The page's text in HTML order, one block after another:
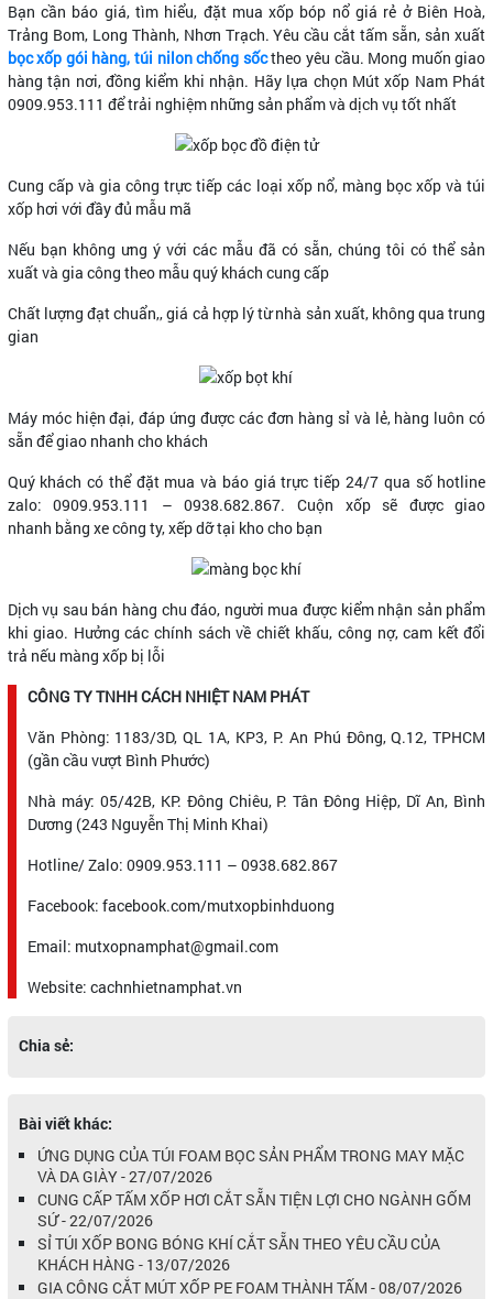
Bạn cần báo giá, tìm hiểu, đặt mua xốp bóp nổ giá rẻ ở Biên Hoà,
Trảng Bom, Long Thành, Nhơn Trạch. Yêu cầu cắt tấm sẵn, sản xuất
bọc xốp gói hàng, túi nilon chống sốctheo yêu cầu. Mong muốn giao
hàng tận nơi, đồng kiểm khi nhận. Hãy lựa chọn Mút xốp Nam Phát
0909.953.111 để trải nghiệm những sản phẩm và dịch vụ tốt nhất
Cung cấp và gia công trực tiếp các loại xốp nổ, màng bọc xốp và túi
xốp hơi với đầy đủ mẫu mã
Nếu bạn không ưng ý với các mẫu đã có sẵn, chúng tôi có thể sản
xuất và gia công theo mẫu quý khách cung cấp
Chất lượng đạt chuẩn,, giá cả hợp lý từ nhà sản xuất, không qua trung
gian
Máy móc hiện đại, đáp ứng được các đơn hàng sỉ và lẻ, hàng luôn có
sẵn để giao nhanh cho khách
Quý khách có thể đặt mua và báo giá trực tiếp 24/7 qua số hotline
zalo: 0909.953.111 – 0938.682.867. Cuộn xốp sẽ được giao
nhanh bằng xe công ty, xếp dỡ tại kho cho bạn
Dịch vụ sau bán hàng chu đáo, người mua được kiểm nhận sản phẩm
khi giao. Hưởng các chính sách về chiết khấu, công nợ, cam kết đổi
trả nếu màng xốp bị lỗi
CÔNG TY TNHH CÁCH NHIỆT NAM PHÁT
Văn Phòng: 1183/3D, QL 1A, KP3, P. An Phú Đông, Q.12, TPHCM
(gần cầu vượt Bình Phước)
Nhà máy: 05/42B, KP. Đông Chiêu, P. Tân Đông Hiệp, Dĩ An, Bình
Dương (243 Nguyễn Thị Minh Khai)
Hotline/ Zalo: 0909.953.111 – 0938.682.867
Facebook: facebook.com/mutxopbinhduong
Email: mutxopnamphat@gmail.com
Website: cachnhietnamphat.vn
Chia sẻ:
Bài viết khác:
ỨNG DỤNG CỦA TÚI FOAM BỌC SẢN PHẨM TRONG MAY MẶC
VÀ DA GIÀY - 27/07/2026
CUNG CẤP TẤM XỐP HƠI CẮT SẴN TIỆN LỢI CHO NGÀNH GỐM
SỨ - 22/07/2026
SỈ TÚI XỐP BONG BÓNG KHÍ CẮT SẴN THEO YÊU CẦU CỦA
KHÁCH HÀNG - 13/07/2026
GIA CÔNG CẮT MÚT XỐP PE FOAM THÀNH TẤM - 08/07/2026